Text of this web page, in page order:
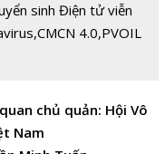
sinh Điện tử viễn
,CMCN 4.0,PVOIL
chủ quản: Hội Vô
Nam